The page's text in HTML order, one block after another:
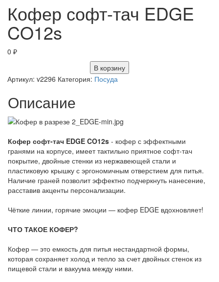
Кофер софт-тач EDGE
CO12s
0 ₽
В корзину
Артикул: v2296 Категория: Посуда
Описание
Кофер софт-тач EDGE CO12s - кофер с эффектными
гранями на корпусе, имеет тактильно приятное софт-тач
покрытие, двойные стенки из нержавеющей стали и
пластиковую крышку с эргономичным отверстием для питья.
Наличие граней позволит эффектно подчеркнуть нанесение,
расставив акценты персонализации.
Чёткие линии, горячие эмоции — кофер EDGE вдохновляет!
ЧТО ТАКОЕ КОФЕР?
Кофер — это емкость для питья нестандартной формы,
которая сохраняет холод и тепло за счет двойных стенок из
пищевой стали и вакуума между ними.